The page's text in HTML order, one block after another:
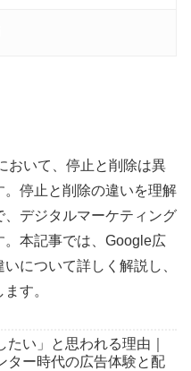
おいて、停止と削除は異
停止と削除の違いを理解
、デジタルマーケティング
本記事では、Google広
について詳しく解説し、
す。
たい」と思われる理由｜
ター時代の広告体験と配